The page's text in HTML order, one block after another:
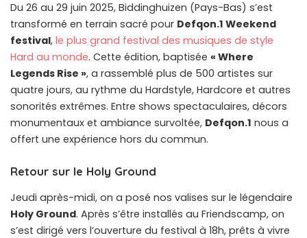
Du 26 au 29 juin 2025, Biddinghuizen (Pays-Bas) s’est
transformé en terrain sacré pour Defqon.1 Weekend
festival, le plus grand festival des musiques de style
Hard au monde. Cette édition, baptisée « Where
Legends Rise », a rassemblé plus de 500 artistes sur
quatre jours, au rythme du Hardstyle, Hardcore et autres
sonorités extrêmes. Entre shows spectaculaires, décors
monumentaux et ambiance survoltée, Defqon.1 nous a
offert une expérience hors du commun.
Retour sur le Holy Ground
Jeudi après-midi, on a posé nos valises sur le légendaire
Holy Ground. Après s’être installés au Friendscamp, on
s’est dirigé vers l’ouverture du festival à 18h, prêts à vivre